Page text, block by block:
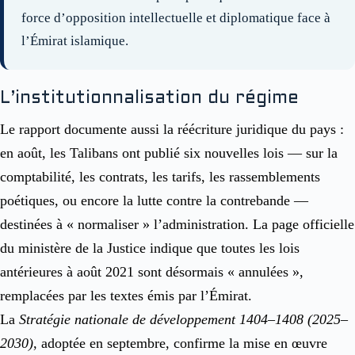
force d’opposition intellectuelle et diplomatique face à
l’Émirat islamique.
L’institutionnalisation du régime
Le rapport documente aussi la réécriture juridique du pays :
en août, les Talibans ont publié six nouvelles lois — sur la
comptabilité, les contrats, les tarifs, les rassemblements
poétiques, ou encore la lutte contre la contrebande —
destinées à « normaliser » l’administration. La page officielle
du ministère de la Justice indique que toutes les lois
antérieures à août 2021 sont désormais « annulées »,
remplacées par les textes émis par l’Émirat.
La Stratégie nationale de développement 1404–1408 (2025–
2030), adoptée en septembre, confirme la mise en œuvre